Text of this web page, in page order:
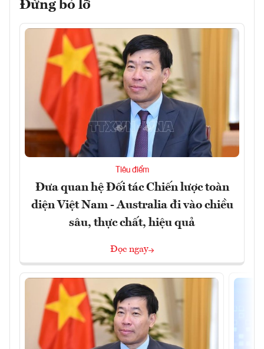
Đừng bỏ lỡ
Tiêu điểm
Đưa quan hệ Đối tác Chiến lược toàn
diện Việt Nam - Australia đi vào chiều
sâu, thực chất, hiệu quả
Đọc ngay